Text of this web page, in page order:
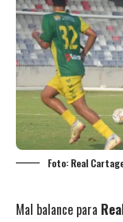
Foto: Real
Mal balance para